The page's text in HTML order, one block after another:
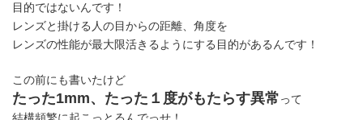
目的ではないんです！
レンズと掛ける人の目からの距離、角度を
レンズの性能が最大限活きるようにする目的があるんです！
この前にも書いたけど
たった1mm、たった１度がもたらす異常って